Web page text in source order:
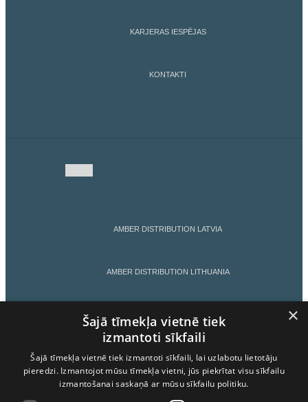
KARJERAS IESPĒJAS
KONTAKTI
AMBER DISTRIBUTION LATVIA
AMBER DISTRIBUTION LITHUANIA
AMBER LATVIJAS BALZAMS
LIETOŠANAS NOTEIKUMI
×
Šajā tīmekļa vietnē tiek
izmantoti sīkfaili
Šajā tīmekļa vietnē tiek izmantoti sīkfaili, lai uzlabotu lietotāju
pieredzi. Izmantojot mūsu tīmekļa vietni, jūs piekrītat visu sīkfailu
izmantošanai saskaņā ar mūsu sīkfailu politiku.